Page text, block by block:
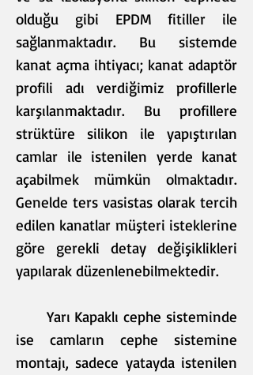
olduğu gibi EPDM fitiller ile
sağlanmaktadır. Bu sistemde
kanat açma ihtiyacı; kanat adaptör
profili adı verdiğimiz profillerle
karşılanmaktadır. Bu profillere
strüktüre silikon ile yapıştırılan
camlar ile istenilen yerde kanat
açabilmek mümkün olmaktadır.
Genelde ters vasistas olarak tercih
edilen kanatlar müşteri isteklerine
göre gerekli detay değişiklikleri
yapılarak düzenlenebilmektedir.
Yarı Kapaklı cephe sisteminde
ise camların cephe sistemine
montajı, sadece yatayda istenilen